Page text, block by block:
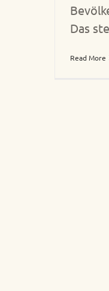
Das
Read More